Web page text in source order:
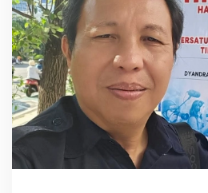
r
I
S
t
g